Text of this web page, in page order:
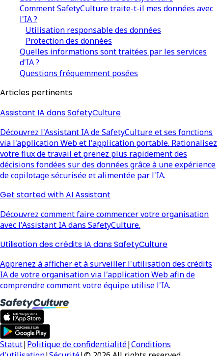
Comment SafetyCulture traite-t-il mes données avec
l'IA ?
Utilisation responsable des données
Protection des données
Quelles informations sont traitées par les services
d'IA ?
Questions fréquemment posées
Articles pertinents
Assistant IA dans SafetyCulture
Découvrez l'Assistant IA de SafetyCulture et ses fonctions
via l'application Web et l'application portable. Rationalisez
votre flux de travail et prenez plus rapidement des
décisions fondées sur des données grâce à une expérience
de copilotage sécurisée et alimentée par l'IA.
Get started with AI Assistant
Découvrez comment faire commencer votre organisation
avec l'Assistant IA dans SafetyCulture.
Utilisation des crédits IA dans SafetyCulture
Apprenez à afficher et à surveiller l'utilisation des crédits
IA de votre organisation via l'application Web afin de
comprendre comment votre équipe utilise l'IA.
Statut|Politique de confidentialité|Conditions